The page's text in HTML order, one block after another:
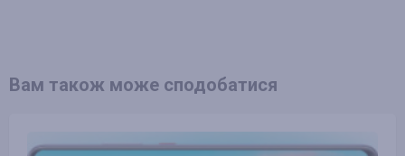
Вам також може сподобатися